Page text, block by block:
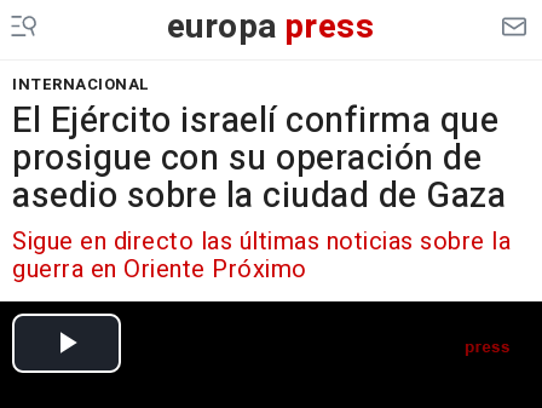
europa press
INTERNACIONAL
El Ejército israelí confirma que
prosigue con su operación de
asedio sobre la ciudad de Gaza
Sigue en directo las últimas noticias sobre la
guerra en Oriente Próximo